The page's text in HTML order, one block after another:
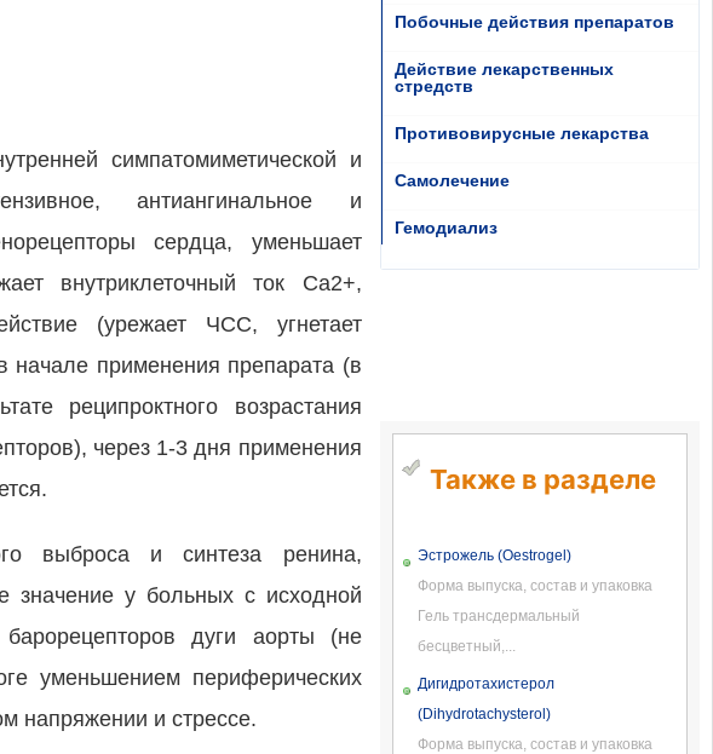
симпатомиметической и
антиангинальное и
сердца, уменьшает
внутриклеточный ток Ca2+,
(урежает ЧСС, угнетает
начале применения препарата (в
реципроктного возрастания
через 1-3 дня применения
выброса и синтеза ренина,
значение у больных с исходной
дуги аорты (не
уменьшением периферических
напряжении и стрессе.
Побочные действия препаратов
Действие лекарственных
стредств
Противовирусные лекарства
Самолечение
Гемодиализ
Также в разделе
Эстрожель (Oestrogel)
Форма выпуска, состав и упаковка
Гель трансдермальный
бесцветный,...
Дигидротахистерол
(Dihydrotachysterol)
Форма выпуска, состав и упаковка